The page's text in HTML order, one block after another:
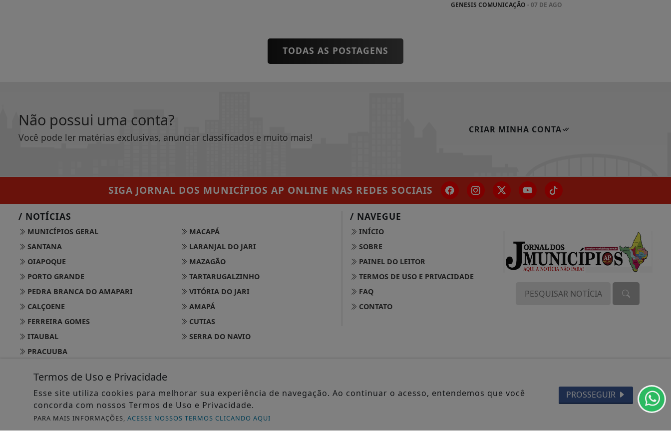
GENESIS COMUNICAÇÃO - 07 DE AGO
TODAS AS POSTAGENS
Não possui uma conta?
Você pode ler matérias exclusivas, anunciar classificados e muito mais!
CRIAR MINHA CONTA
SIGA JORNAL DOS MUNICÍPIOS AP ONLINE NAS REDES SOCIAIS
/ NOTÍCIAS
MUNICÍPIOS GERAL
MACAPÁ
SANTANA
LARANJAL DO JARI
OIAPOQUE
MAZAGÃO
PORTO GRANDE
TARTARUGALZINHO
PEDRA BRANCA DO AMAPARI
VITÓRIA DO JARI
CALÇOENE
AMAPÁ
FERREIRA GOMES
CUTIAS
ITAUBAL
SERRA DO NAVIO
PRACUUBA
/ NAVEGUE
INÍCIO
SOBRE
PAINEL DO LEITOR
TERMOS DE USO E PRIVACIDADE
FAQ
CONTATO
Termos de Uso e Privacidade
Esse site utiliza cookies para melhorar sua experiência de navegação. Ao continuar o acesso, entendemos que você
concorda com nossos Termos de Uso e Privacidade.
PARA MAIS INFORMAÇÕES,ACESSE NOSSOS TERMOS CLICANDO AQUI
PROSSEGUIR